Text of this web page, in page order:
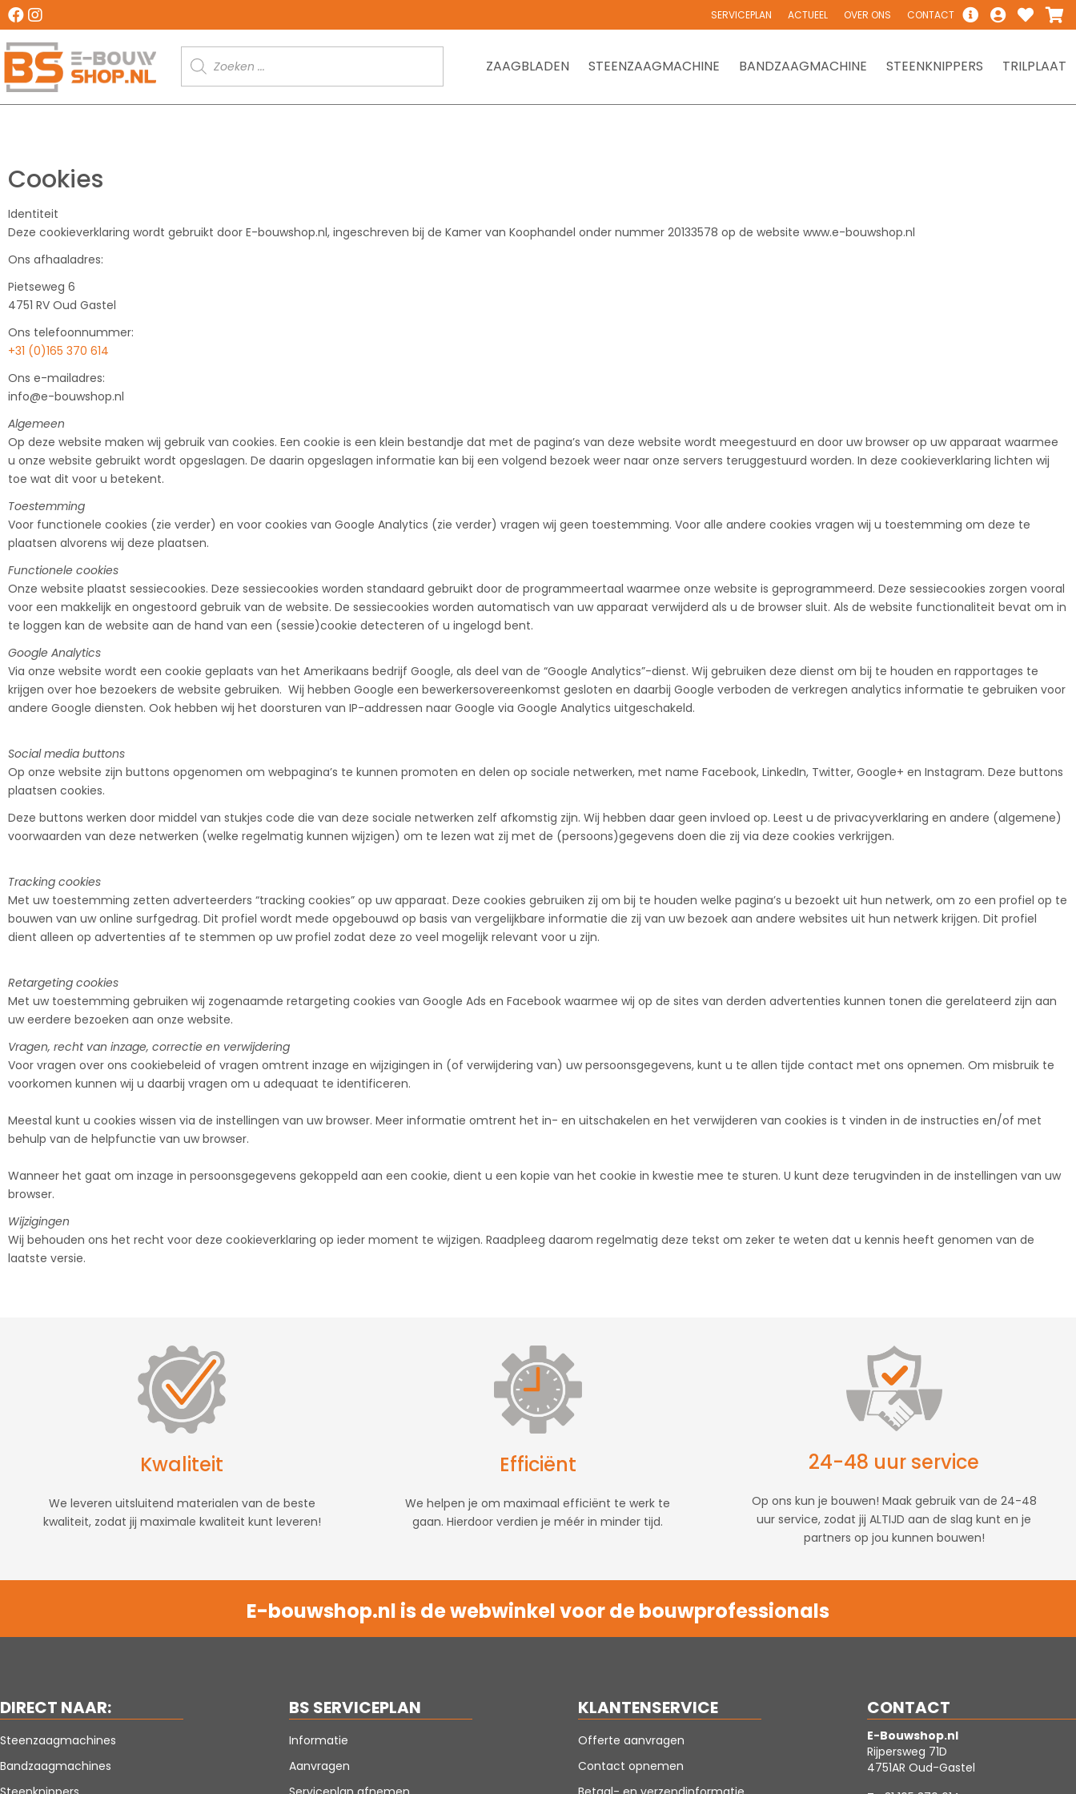
SERVICEPLAN ACTUEEL OVER ONS CONTACT
Producten
zoeken ZAAGBLADEN STEENZAAGMACHINE BANDZAAGMACHINE STEENKNIPPERS TRILPLAAT
Cookies
Identiteit
Deze cookieverklaring wordt gebruikt door E-bouwshop.nl, ingeschreven bij de Kamer van Koophandel onder nummer 20133578 op de website www.e-bouwshop.nl
Ons afhaaladres:
Pietseweg 6
4751 RV Oud Gastel
Ons telefoonnummer:
+31 (0)165 370 614
Ons e-mailadres:
info@e-bouwshop.nl
Algemeen
Op deze website maken wij gebruik van cookies. Een cookie is een klein bestandje dat met de pagina’s van deze website wordt meegestuurd en door uw browser op uw apparaat waarmee
u onze website gebruikt wordt opgeslagen. De daarin opgeslagen informatie kan bij een volgend bezoek weer naar onze servers teruggestuurd worden. In deze cookieverklaring lichten wij
toe wat dit voor u betekent.
Toestemming
Voor functionele cookies (zie verder) en voor cookies van Google Analytics (zie verder) vragen wij geen toestemming. Voor alle andere cookies vragen wij u toestemming om deze te
plaatsen alvorens wij deze plaatsen.
Functionele cookies
Onze website plaatst sessiecookies. Deze sessiecookies worden standaard gebruikt door de programmeertaal waarmee onze website is geprogrammeerd. Deze sessiecookies zorgen vooral
voor een makkelijk en ongestoord gebruik van de website. De sessiecookies worden automatisch van uw apparaat verwijderd als u de browser sluit. Als de website functionaliteit bevat om in
te loggen kan de website aan de hand van een (sessie)cookie detecteren of u ingelogd bent.
Google Analytics
Via onze website wordt een cookie geplaats van het Amerikaans bedrijf Google, als deel van de “Google Analytics”-dienst. Wij gebruiken deze dienst om bij te houden en rapportages te
krijgen over hoe bezoekers de website gebruiken. Wij hebben Google een bewerkersovereenkomst gesloten en daarbij Google verboden de verkregen analytics informatie te gebruiken voor
andere Google diensten. Ook hebben wij het doorsturen van IP-addressen naar Google via Google Analytics uitgeschakeld.
Social media buttons
Op onze website zijn buttons opgenomen om webpagina’s te kunnen promoten en delen op sociale netwerken, met name Facebook, LinkedIn, Twitter, Google+ en Instagram. Deze buttons
plaatsen cookies.
Deze buttons werken door middel van stukjes code die van deze sociale netwerken zelf afkomstig zijn. Wij hebben daar geen invloed op. Leest u de privacyverklaring en andere (algemene)
voorwaarden van deze netwerken (welke regelmatig kunnen wijzigen) om te lezen wat zij met de (persoons)gegevens doen die zij via deze cookies verkrijgen.
Tracking cookies
Met uw toestemming zetten adverteerders “tracking cookies” op uw apparaat. Deze cookies gebruiken zij om bij te houden welke pagina’s u bezoekt uit hun netwerk, om zo een profiel op te
bouwen van uw online surfgedrag. Dit profiel wordt mede opgebouwd op basis van vergelijkbare informatie die zij van uw bezoek aan andere websites uit hun netwerk krijgen. Dit profiel
dient alleen op advertenties af te stemmen op uw profiel zodat deze zo veel mogelijk relevant voor u zijn.
Retargeting cookies
Met uw toestemming gebruiken wij zogenaamde retargeting cookies van Google Ads en Facebook waarmee wij op de sites van derden advertenties kunnen tonen die gerelateerd zijn aan
uw eerdere bezoeken aan onze website.
Vragen, recht van inzage, correctie en verwijdering
Voor vragen over ons cookiebeleid of vragen omtrent inzage en wijzigingen in (of verwijdering van) uw persoonsgegevens, kunt u te allen tijde contact met ons opnemen. Om misbruik te
voorkomen kunnen wij u daarbij vragen om u adequaat te identificeren.
Meestal kunt u cookies wissen via de instellingen van uw browser. Meer informatie omtrent het in- en uitschakelen en het verwijderen van cookies is t vinden in de instructies en/of met
behulp van de helpfunctie van uw browser.
Wanneer het gaat om inzage in persoonsgegevens gekoppeld aan een cookie, dient u een kopie van het cookie in kwestie mee te sturen. U kunt deze terugvinden in de instellingen van uw
browser.
Wijzigingen
Wij behouden ons het recht voor deze cookieverklaring op ieder moment te wijzigen. Raadpleeg daarom regelmatig deze tekst om zeker te weten dat u kennis heeft genomen van de
laatste versie.
Kwaliteit
We leveren uitsluitend materialen van de beste
kwaliteit, zodat jij maximale kwaliteit kunt leveren!
Efficiënt
We helpen je om maximaal efficiënt te werk te
gaan. Hierdoor verdien je méér in minder tijd.
24-48 uur service
Op ons kun je bouwen! Maak gebruik van de 24-48
uur service, zodat jij ALTIJD aan de slag kunt en je
partners op jou kunnen bouwen!
E-bouwshop.nl is de webwinkel voor de bouwprofessionals
DIRECT NAAR:
Steenzaagmachines
Bandzaagmachines
BS SERVICEPLAN
Informatie
Aanvragen
KLANTENSERVICE
Offerte aanvragen
Contact opnemen
CONTACT
E-Bouwshop.nl
Rijpersweg 71D
4751AR Oud-Gastel